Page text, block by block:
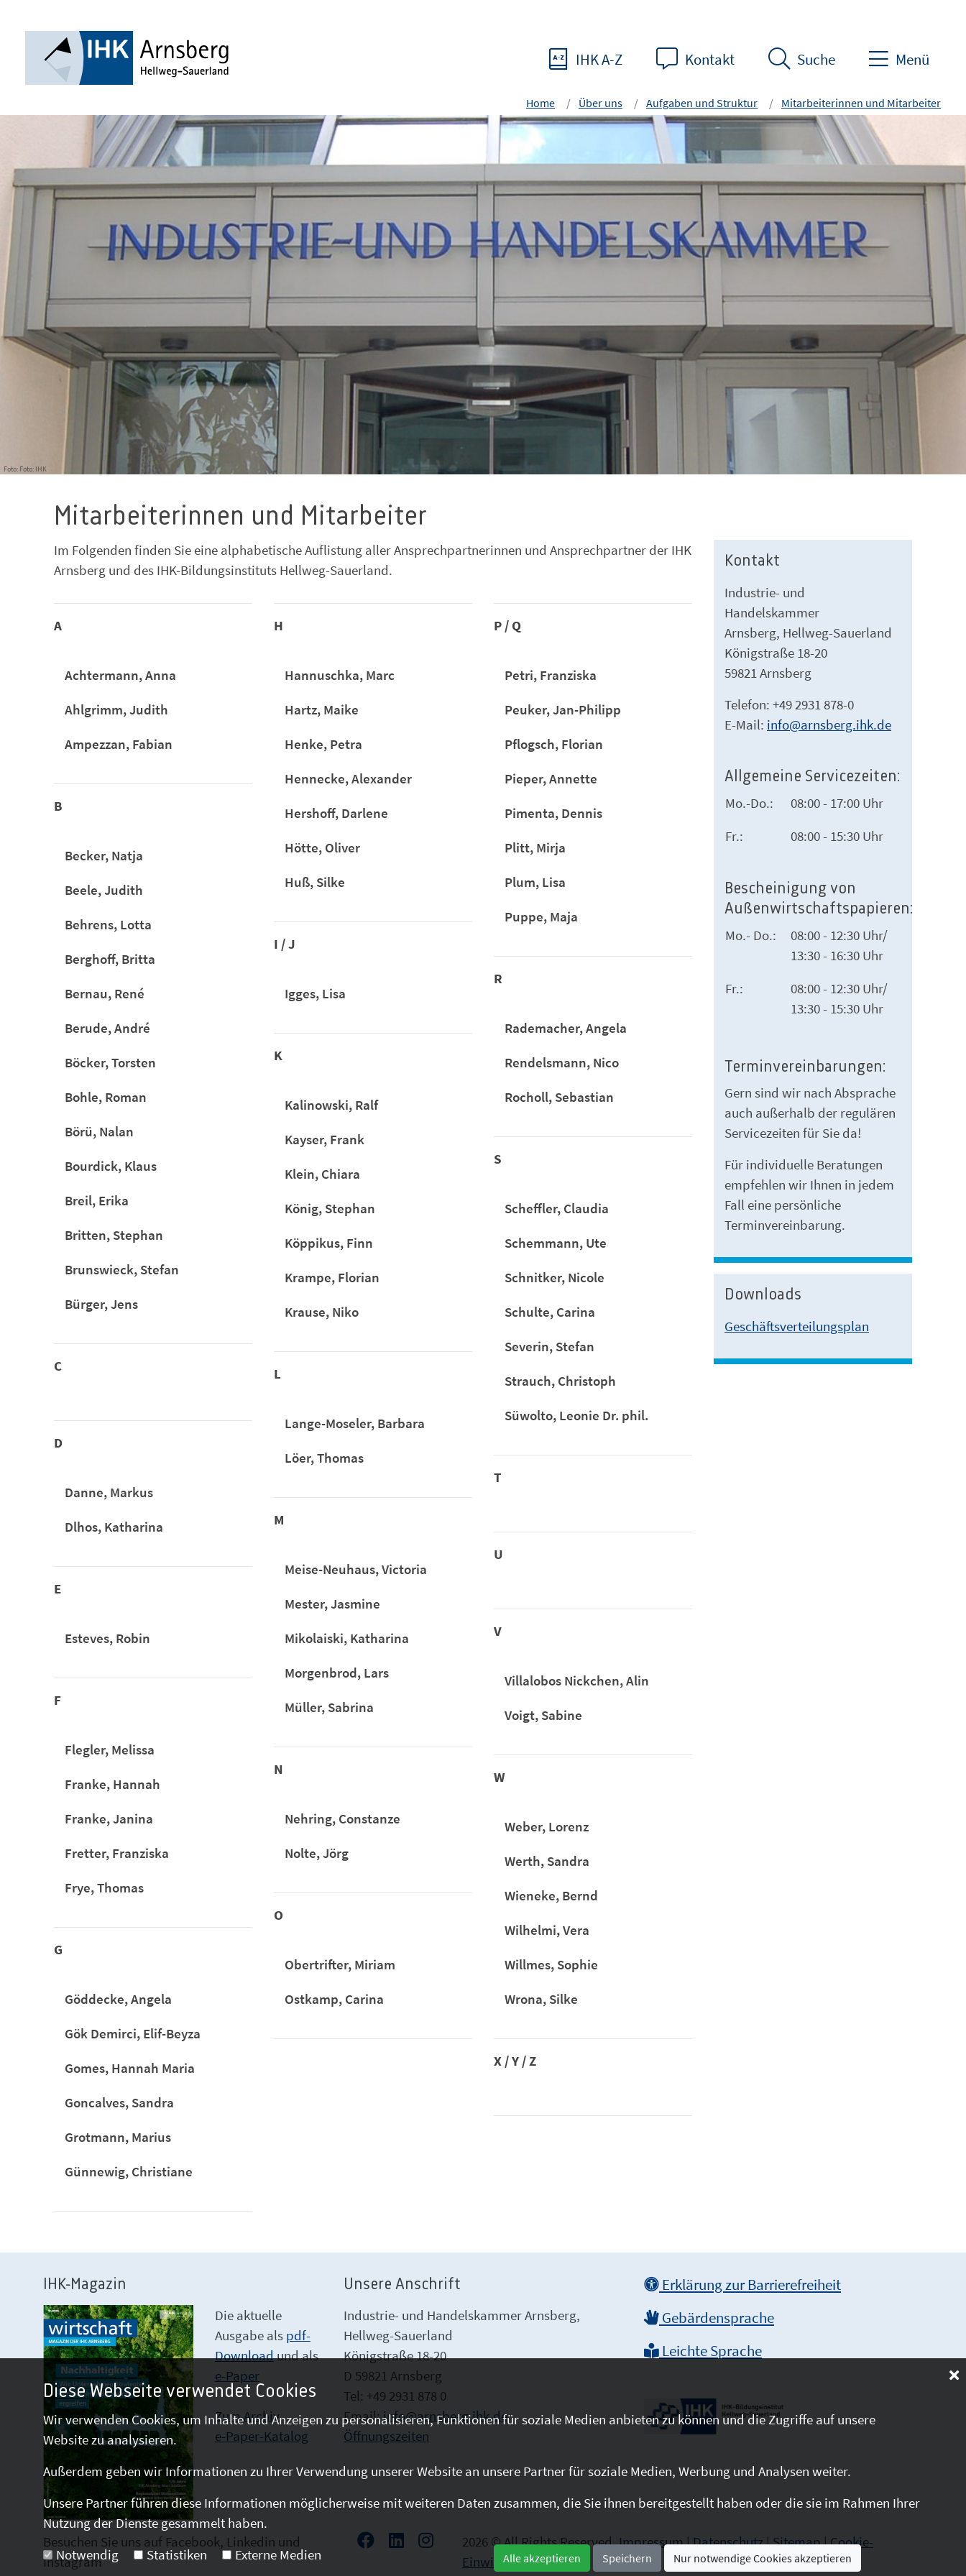
IHK A-Z Kontakt Suche Menü
Home Über uns Aufgaben und Struktur Mitarbeiterinnen und Mitarbeiter
Foto: Foto: IHK
Mitarbeiterinnen und Mitarbeiter
Im Folgenden finden Sie eine alphabetische Auflistung aller Ansprechpartnerinnen und Ansprechpartner der IHK
Arnsberg und des IHK-Bildungsinstituts Hellweg-Sauerland.
A
Achtermann, Anna
Ahlgrimm, Judith
Ampezzan, Fabian
B
Becker, Natja
Beele, Judith
Behrens, Lotta
Berghoff, Britta
Bernau, René
Berude, André
Böcker, Torsten
Bohle, Roman
Börü, Nalan
Bourdick, Klaus
Breil, Erika
Britten, Stephan
Brunswieck, Stefan
Bürger, Jens
C
D
Danne, Markus
Dlhos, Katharina
E
Esteves, Robin
F
Flegler, Melissa
Franke, Hannah
Franke, Janina
Fretter, Franziska
Frye, Thomas
G
Göddecke, Angela
Gök Demirci, Elif-Beyza
Gomes, Hannah Maria
Goncalves, Sandra
Grotmann, Marius
Günnewig, Christiane
H
Hannuschka, Marc
Hartz, Maike
Henke, Petra
Hennecke, Alexander
Hershoff, Darlene
Hötte, Oliver
Huß, Silke
I / J
Igges, Lisa
K
Kalinowski, Ralf
Kayser, Frank
Klein, Chiara
König, Stephan
Köppikus, Finn
Krampe, Florian
Krause, Niko
L
Lange-Moseler, Barbara
Löer, Thomas
M
Meise-Neuhaus, Victoria
Mester, Jasmine
Mikolaiski, Katharina
Morgenbrod, Lars
Müller, Sabrina
N
Nehring, Constanze
Nolte, Jörg
O
Obertrifter, Miriam
Ostkamp, Carina
P / Q
Petri, Franziska
Peuker, Jan-Philipp
Pflogsch, Florian
Pieper, Annette
Pimenta, Dennis
Plitt, Mirja
Plum, Lisa
Puppe, Maja
R
Rademacher, Angela
Rendelsmann, Nico
Rocholl, Sebastian
S
Scheffler, Claudia
Schemmann, Ute
Schnitker, Nicole
Schulte, Carina
Severin, Stefan
Strauch, Christoph
Süwolto, Leonie Dr. phil.
T
U
V
Villalobos Nickchen, Alin
Voigt, Sabine
W
Weber, Lorenz
Werth, Sandra
Wieneke, Bernd
Wilhelmi, Vera
Willmes, Sophie
Wrona, Silke
X / Y / Z
Kontakt
Industrie- und
Handelskammer
Arnsberg, Hellweg-Sauerland
Königstraße 18-20
59821 Arnsberg
Telefon: +49 2931 878-0
E-Mail: info@arnsberg.ihk.de
Allgemeine Servicezeiten:
Mo.-Do.:
08:00 - 17:00 Uhr
Fr.:
08:00 - 15:30 Uhr
Bescheinigung von
Außenwirtschaftspapieren:
Mo.- Do.:
08:00 - 12:30 Uhr/
13:30 - 16:30 Uhr
Fr.:
08:00 - 12:30 Uhr/
13:30 - 15:30 Uhr
Terminvereinbarungen:
Gern sind wir nach Absprache
auch außerhalb der regulären
Servicezeiten für Sie da!
Für individuelle Beratungen
empfehlen wir Ihnen in jedem
Fall eine persönliche
Terminvereinbarung.
Downloads
Geschäftsverteilungsplan
IHK-Magazin
Die aktuelle
Ausgabe als pdf-
Downloadund als
e-Paper
Zum Archiv
e-Paper-Katalog
Unsere Anschrift
Industrie- und Handelskammer Arnsberg,
Hellweg-Sauerland
Königstraße 18-20
D 59821 Arnsberg
Tel: +49 2931 878 0
Email:info@arnsberg.ihk.de
Öffnungszeiten
Erklärung zur Barrierefreiheit
Gebärdensprache
Leichte Sprache
Besuchen Sie uns auf Facebook, Linkedin und
Instagram
2026 © All Rights Reserved.Impressum|Datenschutz|Sitemap|Cookie-
Einwilligung
Diese Webseite verwendet Cookies
Wir verwenden Cookies, um Inhalte und Anzeigen zu personalisieren, Funktionen für soziale Medien anbieten zu können und die Zugriffe auf unsere
Website zu analysieren.
Außerdem geben wir Informationen zu Ihrer Verwendung unserer Website an unsere Partner für soziale Medien, Werbung und Analysen weiter.
Unsere Partner führen diese Informationen möglicherweise mit weiteren Daten zusammen, die Sie ihnen bereitgestellt haben oder die sie im Rahmen Ihrer
Nutzung der Dienste gesammelt haben.
Notwendig
Statistiken Externe Medien Alle akzeptieren Speichern Nur notwendige Cookies akzeptieren